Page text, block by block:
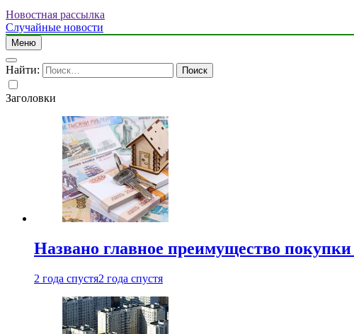
Новостная рассылка
Случайные новости
Меню
Найти:
Заголовки
Названо главное преимущество
2 года спустя2 года спустя